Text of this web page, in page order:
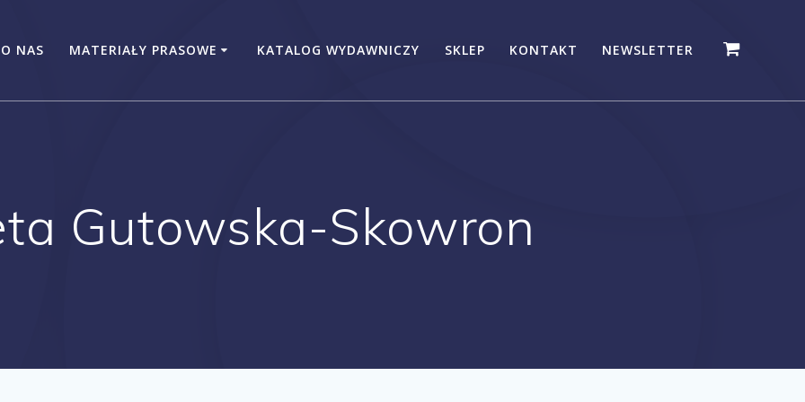
O NAS MATERIAŁY PRASOWE KATALOG WYDAWNICZY SKLEP KONTAKT NEWSLETTER
Gutowska-Skowron